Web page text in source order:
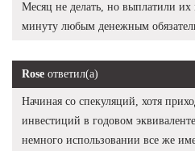
Месяц не делать, но выплатили
минуту любым денежным
Rose ответил(а)
Начиная со спекуляций, хотя
инвестиций в годовом
немного использовании все же